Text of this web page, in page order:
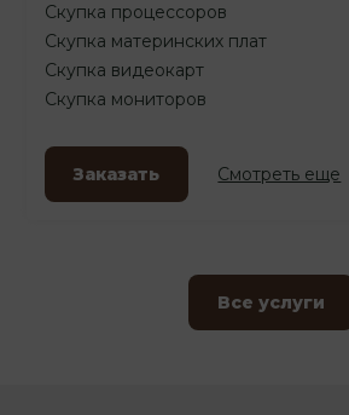
Скупка процессоров
Скупка материнских плат
Скупка видеокарт
Скупка мониторов
Заказать Смотреть еще
Все услуги